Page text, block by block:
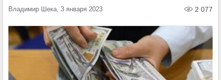
Владимир Шека, 3 января 2023 2 077